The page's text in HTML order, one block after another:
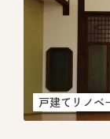
戸建てリノベ